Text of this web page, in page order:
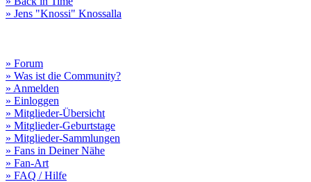
» Jens "Knossi" Knossalla
» Forum
» Was ist die Community?
» Anmelden
» Einloggen
» Mitglieder-Übersicht
» Mitglieder-Geburtstage
» Mitglieder-Sammlungen
» Fans in Deiner Nähe
» Fan-Art
» FAQ / Hilfe